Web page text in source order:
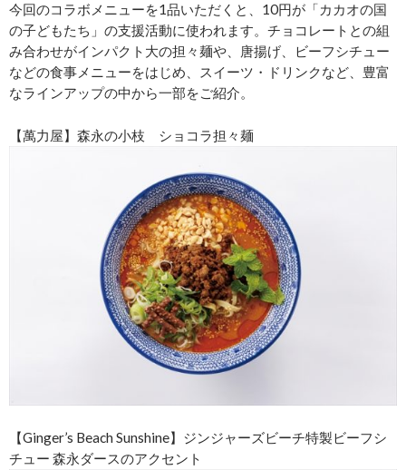
今回のコラボメニューを1品いただくと、10円が「カカオの国
の子どもたち」の支援活動に使われます。チョコレートとの組
み合わせがインパクト大の担々麺や、唐揚げ、ビーフシチュー
などの食事メニューをはじめ、スイーツ・ドリンクなど、豊富
なラインアップの中から一部をご紹介。
【萬力屋】森永の小枝 ショコラ担々麺
【Ginger’s Beach Sunshine】ジンジャーズビーチ特製ビーフシ
チュー 森永ダースのアクセント